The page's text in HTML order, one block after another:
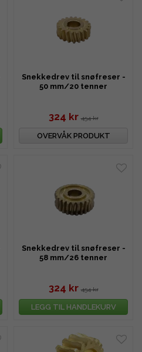
Snekkedrev til snøfreser -
50 mm/20 tenner
324 kr 454 kr
OVERVÅK PRODUKT
Snekkedrev til snøfreser -
58 mm/26 tenner
324 kr 454 kr
LEGG TIL HANDLEKURV